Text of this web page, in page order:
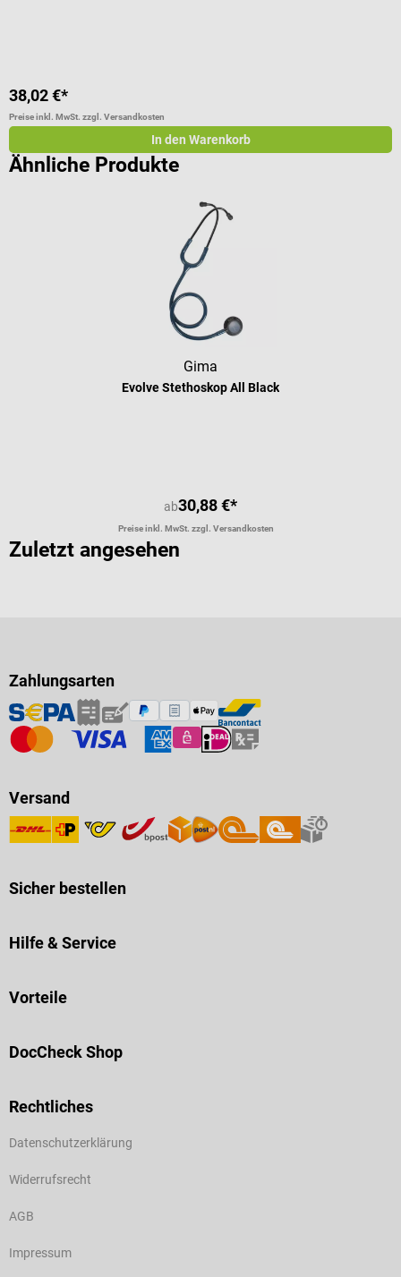
38,02 €*
Preise inkl. MwSt. zzgl. Versandkosten
In den Warenkorb
Ähnliche Produkte
Gima
Evolve Stethoskop All Black
ab30,88 €*
Preise inkl. MwSt. zzgl. Versandkosten
Zuletzt angesehen
Zahlungsarten
Versand
Sicher bestellen
Hilfe & Service
Vorteile
DocCheck Shop
Rechtliches
Datenschutzerklärung
Widerrufsrecht
AGB
Impressum